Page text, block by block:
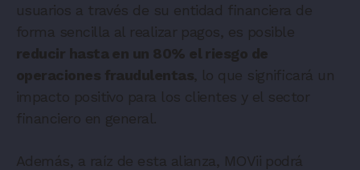
usuarios a través de su entidad financiera de
forma sencilla al realizar pagos, es posible
reducir hasta en un 80% el riesgo de
operaciones fraudulentas, lo que significará un
impacto positivo para los clientes y el sector
financiero en general.
Además, a raíz de esta alianza, MOVii podrá